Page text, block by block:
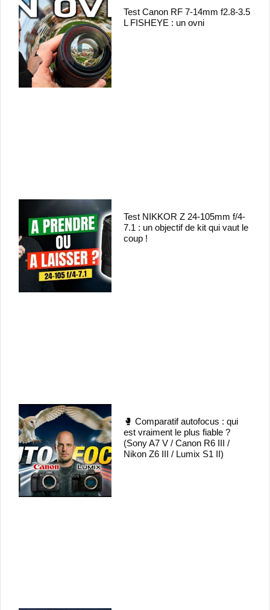
Test Canon RF 7-14mm f2.8-3.5
L FISHEYE : un ovni
Test NIKKOR Z 24-105mm f/4-
7.1 : un objectif de kit qui vaut le
coup !
🥊 Comparatif autofocus : qui
est vraiment le plus fiable ?
(Sony A7 V / Canon R6 III /
Nikon Z6 III / Lumix S1 II)